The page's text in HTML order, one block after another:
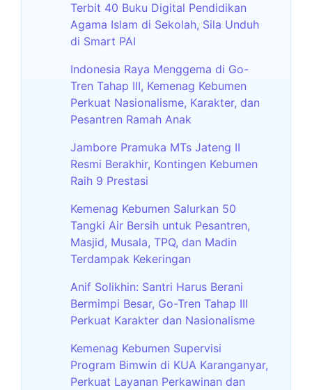
Terbit 40 Buku Digital Pendidikan
Agama Islam di Sekolah, Sila Unduh
di Smart PAI
Indonesia Raya Menggema di Go-
Tren Tahap III, Kemenag Kebumen
Perkuat Nasionalisme, Karakter, dan
Pesantren Ramah Anak
Jambore Pramuka MTs Jateng II
Resmi Berakhir, Kontingen Kebumen
Raih 9 Prestasi
Kemenag Kebumen Salurkan 50
Tangki Air Bersih untuk Pesantren,
Masjid, Musala, TPQ, dan Madin
Terdampak Kekeringan
Anif Solikhin: Santri Harus Berani
Bermimpi Besar, Go-Tren Tahap III
Perkuat Karakter dan Nasionalisme
Kemenag Kebumen Supervisi
Program Bimwin di KUA Karanganyar,
Perkuat Layanan Perkawinan dan